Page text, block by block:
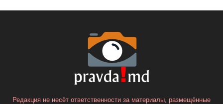
Редакция не несёт ответственности за материалы, размещённые